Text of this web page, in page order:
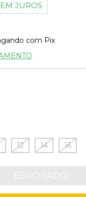
JUROS
com Pix
12 14 16